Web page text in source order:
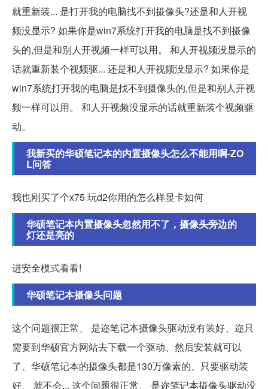
就重新装... 是打开我的电脑找不到摄像头?还是和人开视
频没显示? 如果你是win7系统打开我的电脑是找不到摄像
头的,但是和别人开视频一样可以用。 和人开视频没显示的
话就重新装个视频驱... 还是和人开视频没显示? 如果你是
win7系统打开我的电脑是找不到摄像头的,但是和别人开视
频一样可以用。 和人开视频没显示的话就重新装个视频驱
动。
我新买的华硕笔记本的内置摄像头怎么不能用啊-ZO
L问答
我也刚买了个x75 玩d2你用的怎么样显卡如何
华硕笔记本内置摄像头忽然用不了，摄像头旁边的
灯还是亮的
进安全模式看看!
华硕笔记本摄像头问题
这个问题很正常、 是迩笔记本摄像头驱动没有装好、迩只
需要到华硕官方网站去下载一个驱动、然后安装就可以
了、华硕笔记本的摄像头都是130万像素的、只要驱动装
好、 就不会... 这个问题很正常、 是迩笔记本摄像头驱动没